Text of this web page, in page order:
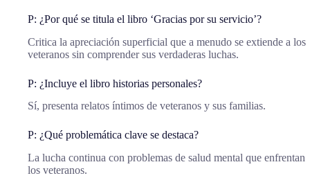
P: ¿Por qué se titula el libro ‘Gracias por su servicio’?
Critica la apreciación superficial que a menudo se extiende a los
veteranos sin comprender sus verdaderas luchas.
P: ¿Incluye el libro historias personales?
Sí, presenta relatos íntimos de veteranos y sus familias.
P: ¿Qué problemática clave se destaca?
La lucha continua con problemas de salud mental que enfrentan
los veteranos.